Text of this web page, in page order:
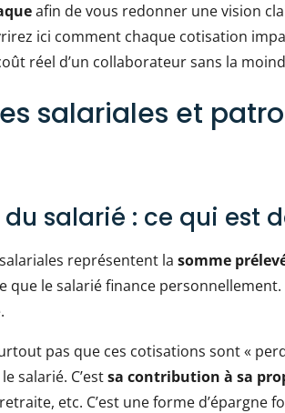
afin de vous redonner une vision
ici comment chaque cotisation
réel d’un collaborateur sans la
salariales et
du salarié : ce qui est
représentent lasomme
que le salarié finance
pas que ces cotisations sont «
salarié. C’estsa contribution à sa
etc. C’est une forme d’épargne